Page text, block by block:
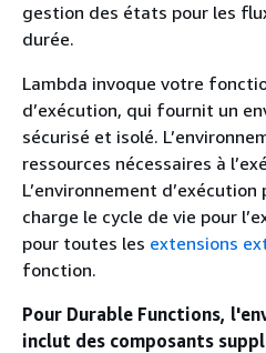
gestion des états pour les
durée.
Lambda invoque votre
d’exécution, qui fournit un
sécurisé et isolé.
ressources nécessaires à
L’environnement
charge le cycle de vie pour
pour toutes les extensions
fonction.
Pour Durable Functions,
inclut des composants